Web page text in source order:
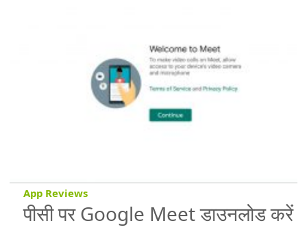
App Reviews
पीसी पर Google Meet डाउनलोड करें